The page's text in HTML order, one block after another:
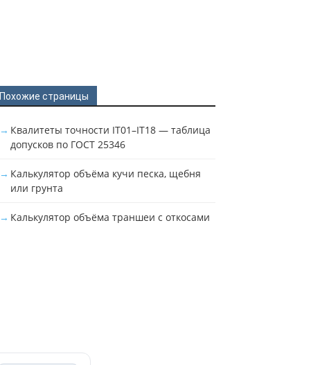
Похожие страницы
Квалитеты точности IT01–IT18 — таблица
допусков по ГОСТ 25346
Калькулятор объёма кучи песка, щебня
или грунта
Калькулятор объёма траншеи с откосами